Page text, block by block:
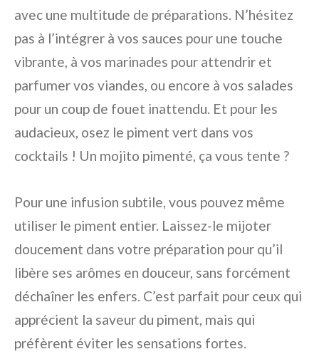
avec une multitude de préparations. N’hésitez
pas à l’intégrer à vos sauces pour une touche
vibrante, à vos marinades pour attendrir et
parfumer vos viandes, ou encore à vos salades
pour un coup de fouet inattendu. Et pour les
audacieux, osez le piment vert dans vos
cocktails ! Un mojito pimenté, ça vous tente ?
Pour une infusion subtile, vous pouvez même
utiliser le piment entier. Laissez-le mijoter
doucement dans votre préparation pour qu’il
libère ses arômes en douceur, sans forcément
déchaîner les enfers. C’est parfait pour ceux qui
apprécient la saveur du piment, mais qui
préfèrent éviter les sensations fortes.